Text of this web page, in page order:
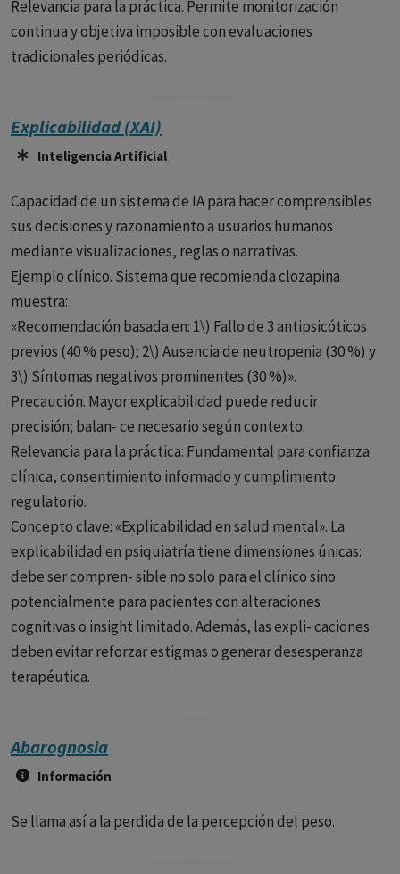
Relevancia para la práctica. Permite monitorización
continua y objetiva imposible con evaluaciones
tradicionales periódicas.
Explicabilidad (XAI)
Inteligencia Artificial
Capacidad de un sistema de IA para hacer comprensibles
sus decisiones y razonamiento a usuarios humanos
mediante visualizaciones, reglas o narrativas.
Ejemplo clínico. Sistema que recomienda clozapina
muestra:
«Recomendación basada en: 1\) Fallo de 3 antipsicóticos
previos (40 % peso); 2\) Ausencia de neutropenia (30 %) y
3\) Síntomas negativos prominentes (30 %)».
Precaución. Mayor explicabilidad puede reducir
precisión; balan- ce necesario según contexto.
Relevancia para la práctica: Fundamental para confianza
clínica, consentimiento informado y cumplimiento
regulatorio.
Concepto clave: «Explicabilidad en salud mental». La
explicabilidad en psiquiatría tiene dimensiones únicas:
debe ser compren- sible no solo para el clínico sino
potencialmente para pacientes con alteraciones
cognitivas o insight limitado. Además, las expli- caciones
deben evitar reforzar estigmas o generar desesperanza
terapéutica.
Abarognosia
Información
Se llama así a la perdida de la percepción del peso.